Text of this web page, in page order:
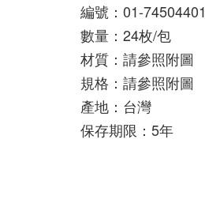
編號：01-74504401
數量：24枚/包
材質：請參照附圖
規格：請參照附圖
產地：台灣
保存期限：5年